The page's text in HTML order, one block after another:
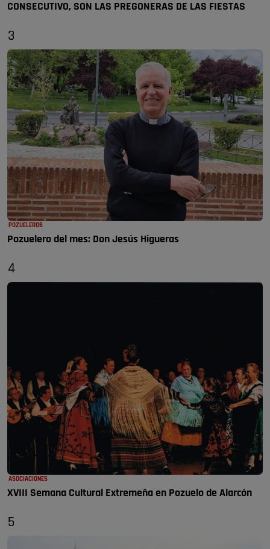
CONSECUTIVO, SON LAS PREGONERAS DE LAS FIESTAS
3
POZUELEROS
Pozuelero del mes: Don Jesús Higueras
4
ASOCIACIONES
XVIII Semana Cultural Extremeña en Pozuelo de Alarcón
5